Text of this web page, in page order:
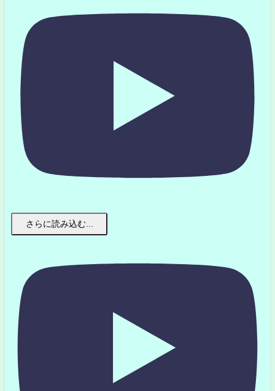
さらに読み込む...